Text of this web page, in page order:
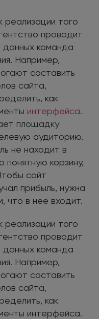
реализации того
проводит
данных команда
Например,
составить
сайта,
как
интерфейса.
площадку
аудиторию.
не находит в
корзину,
сайт
прибыль, нужна
что в нее входит.
реализации того
проводит
данных команда
Например,
составить
сайта,
как
интерфейса.